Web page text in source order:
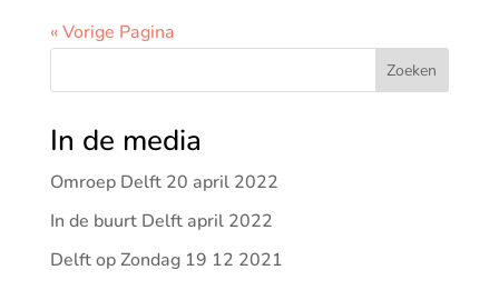
« Vorige Pagina
Zoeken
In de media
Omroep Delft 20 april 2022
In de buurt Delft april 2022
Delft op Zondag 19 12 2021